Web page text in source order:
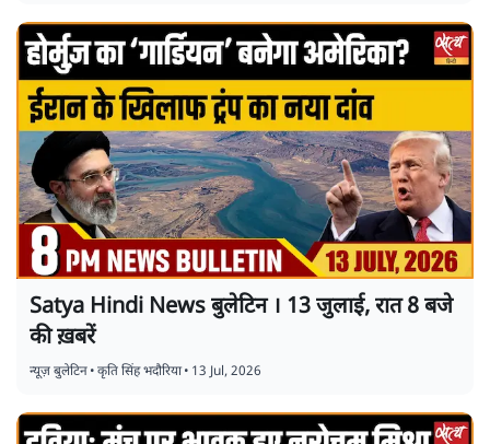
Satya Hindi News बुलेटिन । 13 जुलाई, रात 8 बजे
की ख़बरें
न्यूज़ बुलेटिन•कृति सिंह भदौरिया• 13 Jul, 2026